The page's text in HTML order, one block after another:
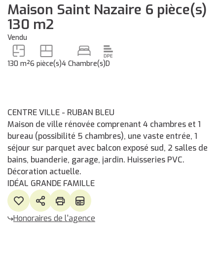
Maison Saint Nazaire 6 pièce(s)
130 m2
Vendu
130 m²6 pièce(s)4 Chambre(s)D
CENTRE VILLE - RUBAN BLEU
Maison de ville rénovée comprenant 4 chambres et 1
bureau (possibilité 5 chambres), une vaste entrée, 1
séjour sur parquet avec balcon exposé sud, 2 salles de
bains, buanderie, garage, jardin. Huisseries PVC.
Décoration actuelle.
IDÉAL GRANDE FAMILLE
Honoraires de l'agence